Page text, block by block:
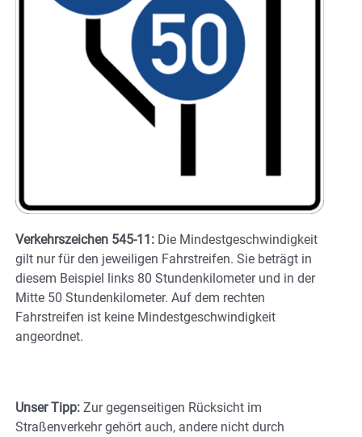
Verkehrszeichen 545-11: Die Mindestgeschwindigkeit
gilt nur für den jeweiligen Fahrstreifen. Sie beträgt in
diesem Beispiel links 80 Stundenkilometer und in der
Mitte 50 Stundenkilometer. Auf dem rechten
Fahrstreifen ist keine Mindestgeschwindigkeit
angeordnet.
Unser Tipp: Zur gegenseitigen Rücksicht im
Straßenverkehr gehört auch, andere nicht durch